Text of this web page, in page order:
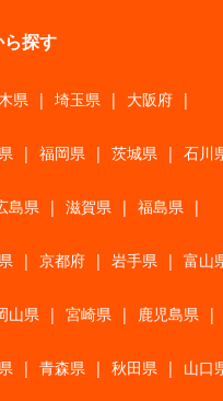
探す
県 | 埼玉県 | 大阪府 |
| 福岡県 | 茨城県 | 石川
島県 | 滋賀県 | 福島県 |
| 京都府 | 岩手県 | 富山
山県 | 宮崎県 | 鹿児島県 |
| 青森県 | 秋田県 | 山口